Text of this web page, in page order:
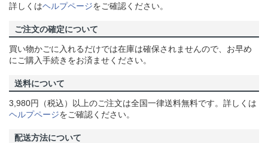
詳しくはヘルプページをご確認ください。
ご注文の確定について
買い物かごに入れるだけでは在庫は確保されませんので、お早め
にご購入手続きをお済ませください。
送料について
3,980円（税込）以上のご注文は全国一律送料無料です。詳しくは
ヘルプページをご確認ください。
配送方法について